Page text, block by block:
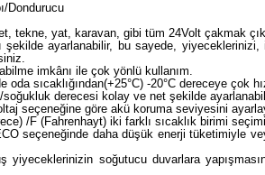
Dondurucu
yat, karavan, gibi tüm 24Volt çakmak
ayarlanabilir, bu sayede,
imkânı ile çok yönlü kullanım.
sıcaklığından(+25°C) -20°C dereceye çok
derecesi kolay ve net şekilde
seçeneğine göre akü koruma seviyesini
/F (Fahrenhayt) iki farklı sıcaklık birimi
seçeneğinde daha düşük enerji tüketimiyle
soğutucu duvarlara